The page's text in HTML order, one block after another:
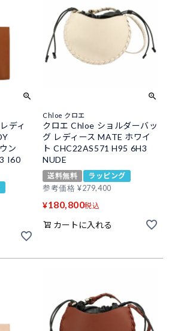
ディ
ン
I60
Chloe クロエ
クロエ Chloe ショルダーバッ
グ レディース MATE ホワイ
ト CHC22AS571 H95 6H3
NUDE
送料無料
ラッピング
参考価格 ¥279,400
¥180,800税込
カートに入れる